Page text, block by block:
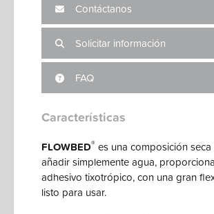
Características
FLOWBED® es una composición seca
añadir simplemente agua,
adhesivo tixotrópico, con una gran
listo para usar.
Contáctanos
Solicitar información
FAQ